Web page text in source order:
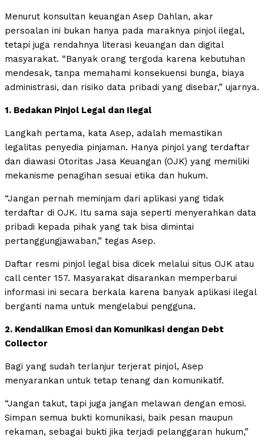
Menurut konsultan keuangan Asep Dahlan, akar
persoalan ini bukan hanya pada maraknya pinjol ilegal,
tetapi juga rendahnya literasi keuangan dan digital
masyarakat. “Banyak orang tergoda karena kebutuhan
mendesak, tanpa memahami konsekuensi bunga, biaya
administrasi, dan risiko data pribadi yang disebar,” ujarnya.
1. Bedakan Pinjol Legal dan Ilegal
Langkah pertama, kata Asep, adalah memastikan
legalitas penyedia pinjaman. Hanya pinjol yang terdaftar
dan diawasi Otoritas Jasa Keuangan (OJK) yang memiliki
mekanisme penagihan sesuai etika dan hukum.
“Jangan pernah meminjam dari aplikasi yang tidak
terdaftar di OJK. Itu sama saja seperti menyerahkan data
pribadi kepada pihak yang tak bisa dimintai
pertanggungjawaban,” tegas Asep.
Daftar resmi pinjol legal bisa dicek melalui situs OJK atau
call center 157. Masyarakat disarankan memperbarui
informasi ini secara berkala karena banyak aplikasi ilegal
berganti nama untuk mengelabui pengguna.
2. Kendalikan Emosi dan Komunikasi dengan Debt
Collector
Bagi yang sudah terlanjur terjerat pinjol, Asep
menyarankan untuk tetap tenang dan komunikatif.
“Jangan takut, tapi juga jangan melawan dengan emosi.
Simpan semua bukti komunikasi, baik pesan maupun
rekaman, sebagai bukti jika terjadi pelanggaran hukum,”